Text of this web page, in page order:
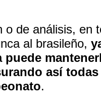
o de análisis, en
al brasileño,
puede
así
.